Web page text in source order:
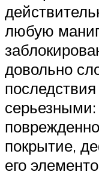
любую
довольно
покрытие,
его